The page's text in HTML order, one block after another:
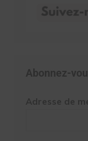
Abonnez-
Adresse de